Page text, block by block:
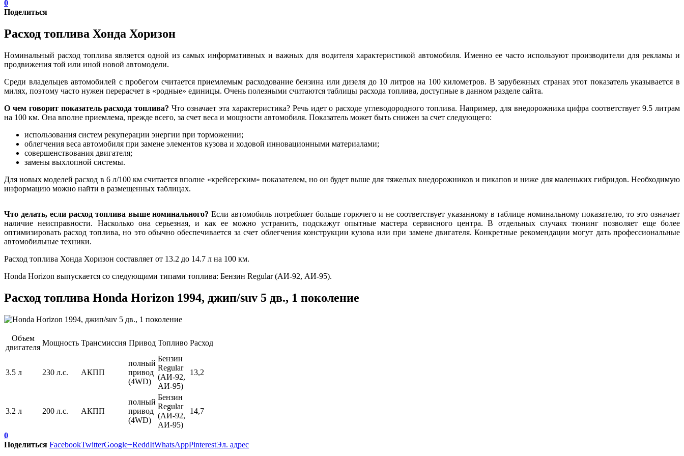
0
Поделиться
Расход топлива Хонда Хоризон
Номинальный расход топлива является одной из самых информативных и важных для водителя характеристикой автомобиля. Именно ее часто используют производители для рекламы и
продвижения той или иной новой автомодели.
Среди владельцев автомобилей с пробегом считается приемлемым расходование бензина или дизеля до 10 литров на 100 километров. В зарубежных странах этот показатель указывается в
милях, поэтому часто нужен перерасчет в «родные» единицы. Очень полезными считаются таблицы расхода топлива, доступные в данном разделе сайта.
О чем говорит показатель расхода топлива? Что означает эта характеристика? Речь идет о расходе углеводородного топлива. Например, для внедорожника цифра соответствует 9.5 литрам
на 100 км. Она вполне приемлема, прежде всего, за счет веса и мощности автомобиля. Показатель может быть снижен за счет следующего:
использования систем рекуперации энергии при торможении;
облегчения веса автомобиля при замене элементов кузова и ходовой инновационными материалами;
совершенствования двигателя;
замены выхлопной системы.
Для новых моделей расход в 6 л/100 км считается вполне «крейсерским» показателем, но он будет выше для тяжелых внедорожников и пикапов и ниже для маленьких гибридов. Необходимую
информацию можно найти в размещенных таблицах.
Что делать, если расход топлива выше номинального? Если автомобиль потребляет больше горючего и не соответствует указанному в таблице номинальному показателю, то это означает
наличие неисправности. Насколько она серьезная, и как ее можно устранить, подскажут опытные мастера сервисного центра. В отдельных случаях тюнинг позволяет еще более
оптимизировать расход топлива, но это обычно обеспечивается за счет облегчения конструкции кузова или при замене двигателя. Конкретные рекомендации могут дать профессиональные
автомобильные техники.
Расход топлива Хонда Хоризон составляет от 13.2 до 14.7 л на 100 км.
Honda Horizon выпускается со следующими типами топлива: Бензин Regular (АИ-92, АИ-95).
Расход топлива Honda Horizon 1994, джип/suv 5 дв., 1 поколение
Объем
двигателя
Мощность Трансмиссия Привод Топливо Расход
3.5 л 230 л.с. АКПП
полный
привод
(4WD)
Бензин
Regular
(АИ-92,
АИ-95)
13,2
3.2 л 200 л.с. АКПП
полный
привод
(4WD)
Бензин
Regular
(АИ-92,
АИ-95)
14,7
0
Поделиться FacebookTwitterGoogle+ReddItWhatsAppPinterestЭл. адрес